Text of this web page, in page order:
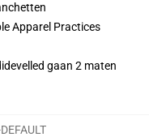
Apparel Practices
gaan 2 maten